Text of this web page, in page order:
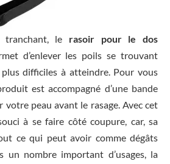
le rasoir pour le dos
d’enlever les poils se trouvant
difficiles à atteindre. Pour vous
est accompagné d’une bande
peau avant le rasage. Avec cet
à se faire côté coupure, car, sa
ce qui peut avoir comme dégâts
un nombre important d’usages, la